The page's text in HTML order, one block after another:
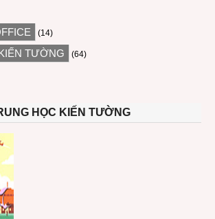
(14)
TƯỜNG (64)
HỌC KIẾN TƯỜNG